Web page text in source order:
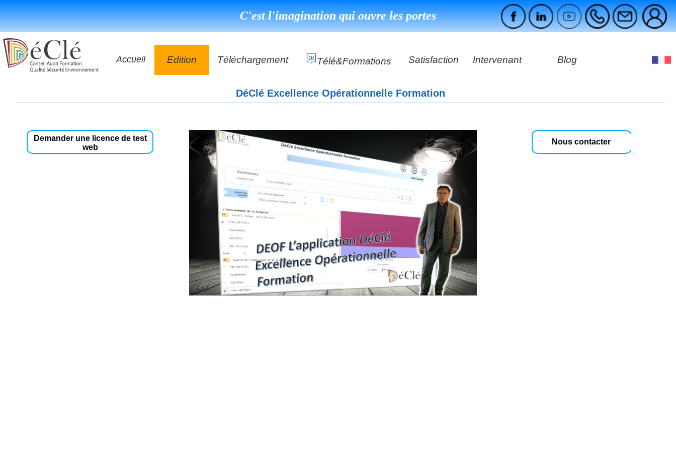
C'est l'imagination qui ouvre les portes
Accueil Edition
DéClé Excellence Opérationnel Audit
Les livres
Téléchargement Télé&formations Satisfaction
Témoignages
Intervenant Blog
DéClé Excellence Opérationnelle Formation
Demander une licence de test
web
Nous contacter